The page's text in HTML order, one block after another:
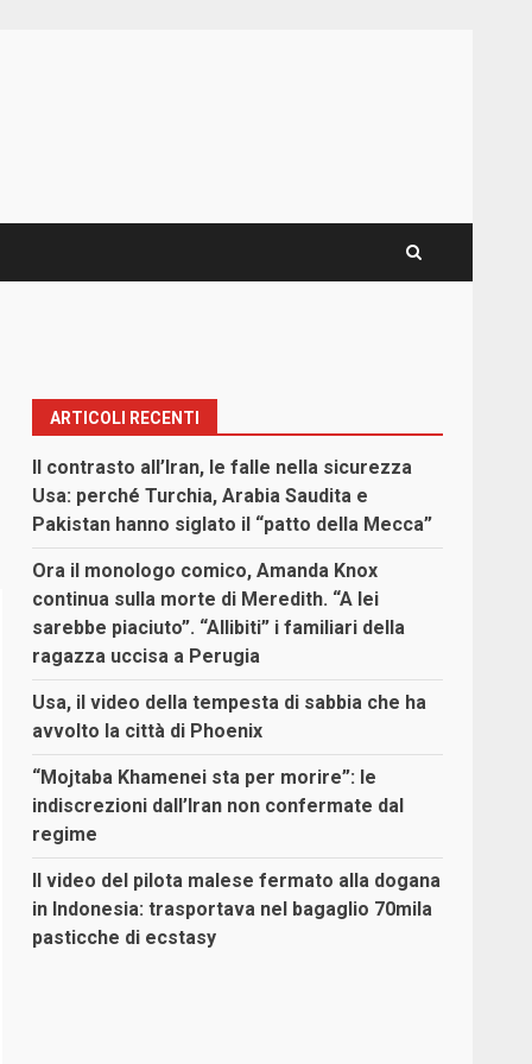
ARTICOLI RECENTI
Il contrasto all’Iran, le falle nella sicurezza
Usa: perché Turchia, Arabia Saudita e
Pakistan hanno siglato il “patto della Mecca”
Ora il monologo comico, Amanda Knox
continua sulla morte di Meredith. “A lei
sarebbe piaciuto”. “Allibiti” i familiari della
ragazza uccisa a Perugia
Usa, il video della tempesta di sabbia che ha
avvolto la città di Phoenix
“Mojtaba Khamenei sta per morire”: le
indiscrezioni dall’Iran non confermate dal
regime
Il video del pilota malese fermato alla dogana
in Indonesia: trasportava nel bagaglio 70mila
pasticche di ecstasy